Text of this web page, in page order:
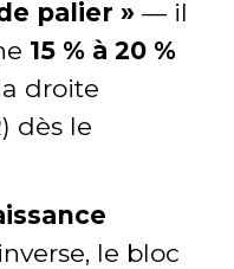
palier » — il
15 % à 20 %
droite
dès le
le bloc